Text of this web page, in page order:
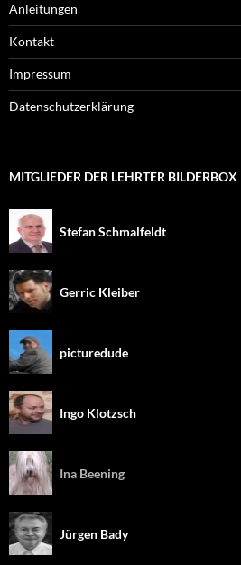
Anleitungen
Kontakt
Impressum
Datenschutzerklärung
MITGLIEDER DER LEHRTER BILDERBOX
Stefan Schmalfeldt
Gerric Kleiber
picturedude
Ingo Klotzsch
Ina Beening
Jürgen Bady